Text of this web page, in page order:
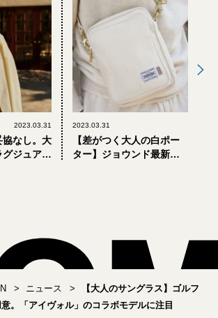
2023.03.31
協なし。大
グジュアリ
2023.03.31
【差がつく大人の白ポー
ター】ジョウンド最新コ
ニュース
【大人のサングラス】ゴルフ
。「アイヴォル」のコラボモデルに注目